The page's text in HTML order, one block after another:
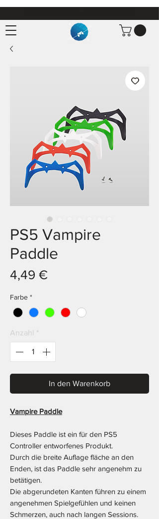
PS5 Vampire
Paddle
4,49 €Preis
Farbe *
Anzahl *
In den Warenkorb
Vampire Paddle
Dieses Paddle ist ein für den PS5
Controller entworfenes Produkt.
Durch die breite Auflage fläche an den
Enden, ist das Paddle sehr angenehm zu
betätigen.
Die abgerundeten Kanten führen zu einem
angenehmen Spielgefühlen und keinen
Schmerzen, auch nach langen Sessions.